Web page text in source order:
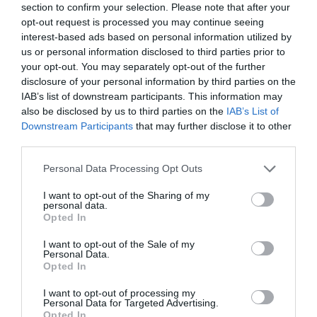
section to confirm your selection. Please note that after your
opt-out request is processed you may continue seeing
interest-based ads based on personal information utilized by
us or personal information disclosed to third parties prior to
your opt-out. You may separately opt-out of the further
disclosure of your personal information by third parties on the
IAB’s list of downstream participants. This information may
also be disclosed by us to third parties on the IAB’s List of
Downstream Participants that may further disclose it to other
Personal Data Processing Opt Outs
I want to opt-out of the Sharing of my
personal data.
Opted In
I want to opt-out of the Sale of my
Personal Data.
Opted In
I want to opt-out of processing my
Personal Data for Targeted Advertising.
Opted In
moyens les avions qu’ils souhaitent je ne
suis pas bête, j’ai bien précisé les types
d’avions A330-800 et 787-8 et j’ai
commencé par mentionner l’Airbus, parce
que les compagnies aériennes ( souvent
low cost et les petites compagnies
aériennes qui possèdent les petits
porteurs pour les court courriers ) qui
démarrent avec un seul gros porteur,
ma phrase par le ” C’est marrant ” que
bien au contraire ! encore une fois c’est un
constat que j’ai fait en commentant cet
Avez vous compris ???